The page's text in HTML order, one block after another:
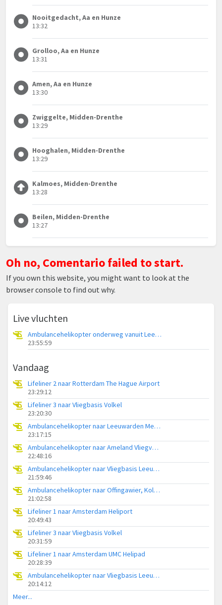
Nooitgedacht, Aa en Hunze
13:32
Grolloo, Aa en Hunze
13:31
Amen, Aa en Hunze
13:30
Zwiggelte, Midden-Drenthe
13:29
Hooghalen, Midden-Drenthe
13:29
Kalmoes, Midden-Drenthe
13:28
Beilen, Midden-Drenthe
13:27
Oh no, Comentario failed to start.
If you own this website, you might want to look at the
browser console to find out why.
Live vluchten
Ambulancehelikopter onderweg vanuit Leeuwarden Medical Center Heliport
23:55:59
Vandaag
Lifeliner 2 naar Rotterdam The Hague Airport
23:29:12
Lifeliner 3 naar Vliegbasis Volkel
23:20:30
Ambulancehelikopter naar Leeuwarden Medical Center Heliport
23:17:15
Ambulancehelikopter naar Ameland Vliegveld Ballum
22:48:16
Ambulancehelikopter naar Vliegbasis Leeuwarden
21:59:46
Ambulancehelikopter naar Offingawier, Kolmarslân
21:02:58
Lifeliner 1 naar Amsterdam Heliport
20:49:43
Lifeliner 3 naar Vliegbasis Volkel
20:31:59
Lifeliner 1 naar Amsterdam UMC Helipad
20:28:39
Ambulancehelikopter naar Vliegbasis Leeuwarden
20:14:12
Meer...